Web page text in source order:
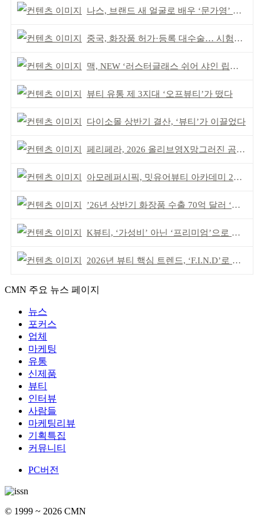
나스, 브랜드 새 얼굴로 배우 ‘문가영’ 발탁
중국, 화장품 허가·등록 대수술… 시험자료 공용 허용
맥, NEW ‘러스터글래스 쉬어 샤인 립스틱’ 출시
뷰티 유통 제 3지대 ‘오프뷰티’가 떴다
다이소몰 상반기 결산, ‘뷰티’가 이끌었다
페리페라, 2026 올리브영X망그러진 곰 콜라보
아모레퍼시픽, 밋유어뷰티 아카데미 2기 발대식
’26년 상반기 화장품 수출 70억 달러 ‘역대 최고’
K뷰티, ‘가성비’ 아닌 ‘프리미엄’으로 승부걸어야
2026년 뷰티 핵심 트렌드, ‘F.I.N.D’로 읽는다
CMN 주요 뉴스 페이지
뉴스
포커스
업체
마케팅
유통
신제품
뷰티
인터뷰
사람들
마케팅리뷰
기획특집
커뮤니티
PC버전
© 1999 ~ 2026 CMN